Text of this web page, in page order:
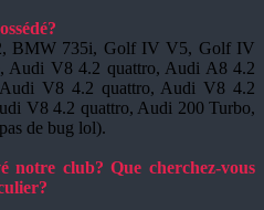
BMW 735i, Golf IV V5, Golf IV
V8 4.2 quattro, Audi A8 4.2
V8 4.2 quattro, Audi V8 4.2
V8 4.2 quattro, Audi 200 Turbo,
de bug lol).
notre club? Que cherchez-vous